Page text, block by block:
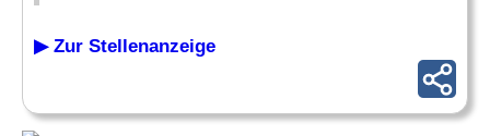
▶ Zur Stellenanzeige